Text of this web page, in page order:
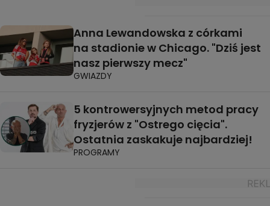
Anna Lewandowska z córkami
na stadionie w Chicago. "Dziś jest
nasz pierwszy mecz"
GWIAZDY
5 kontrowersyjnych metod pracy
fryzjerów z "Ostrego cięcia".
Ostatnia zaskakuje najbardziej!
PROGRAMY